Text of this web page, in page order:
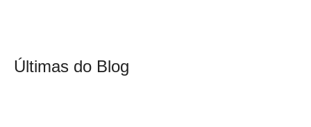
Últimas do Blog